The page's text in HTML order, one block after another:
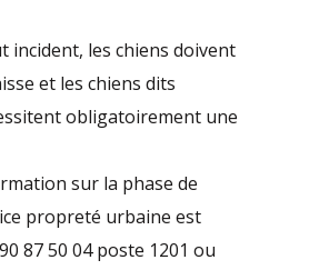
incident, les chiens doivent
et les chiens dits
obligatoirement une
sur la phase de
propreté urbaine est
87 50 04 poste 1201 ou